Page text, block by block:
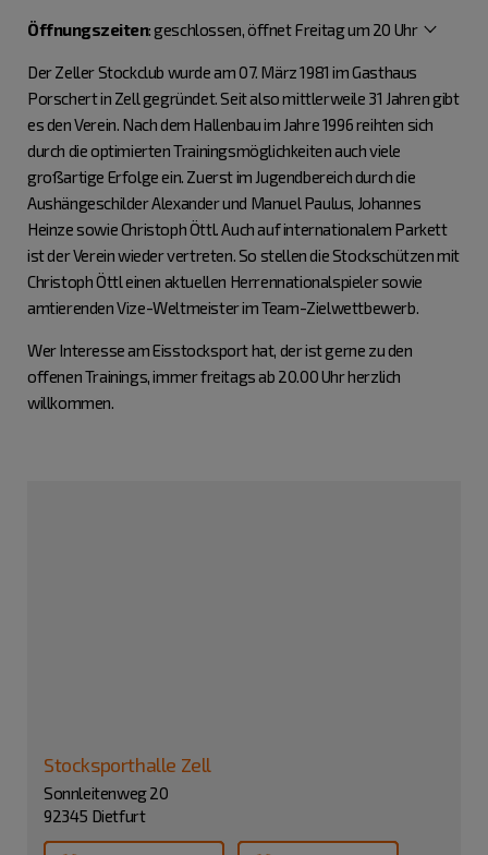
Öffnungszeiten:geschlossen, öffnet Freitag um 20 Uhr
Der Zeller Stockclub wurde am 07. März 1981 im Gasthaus
Porschert in Zell gegründet. Seit also mittlerweile 31 Jahren gibt
es den Verein. Nach dem Hallenbau im Jahre 1996 reihten sich
durch die optimierten Trainingsmöglichkeiten auch viele
großartige Erfolge ein. Zuerst im Jugendbereich durch die
Aushängeschilder Alexander und Manuel Paulus, Johannes
Heinze sowie Christoph Öttl. Auch auf internationalem Parkett
ist der Verein wieder vertreten. So stellen die Stockschützen mit
Christoph Öttl einen aktuellen Herrennationalspieler sowie
amtierenden Vize-Weltmeister im Team-Zielwettbewerb.
Wer Interesse am Eisstocksport hat, der ist gerne zu den
offenen Trainings, immer freitags ab 20.00 Uhr herzlich
willkommen.
Stocksporthalle Zell
Sonnleitenweg 20
92345 Dietfurt